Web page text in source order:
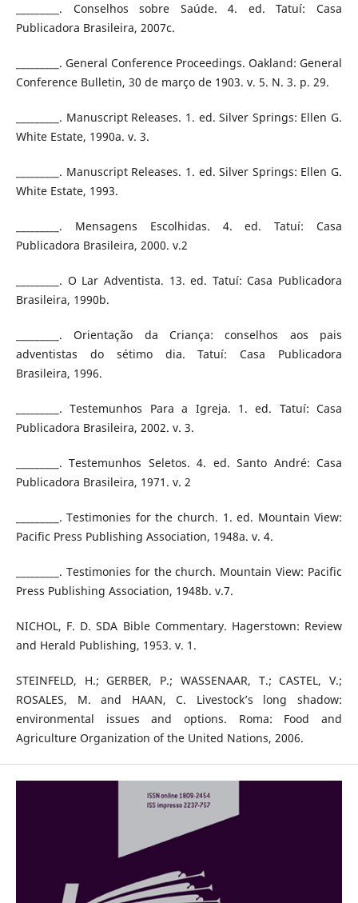
_________. Conselhos sobre Saúde. 4. ed. Tatuí: Casa
Publicadora Brasileira, 2007c.
_________. General Conference Proceedings. Oakland: General
Conference Bulletin, 30 de março de 1903. v. 5. N. 3. p. 29.
_________. Manuscript Releases. 1. ed. Silver Springs: Ellen G.
White Estate, 1990a. v. 3.
_________. Manuscript Releases. 1. ed. Silver Springs: Ellen G.
White Estate, 1993.
_________. Mensagens Escolhidas. 4. ed. Tatuí: Casa
Publicadora Brasileira, 2000. v.2
_________. O Lar Adventista. 13. ed. Tatuí: Casa Publicadora
Brasileira, 1990b.
_________. Orientação da Criança: conselhos aos pais
adventistas do sétimo dia. Tatuí: Casa Publicadora
Brasileira, 1996.
_________. Testemunhos Para a Igreja. 1. ed. Tatuí: Casa
Publicadora Brasileira, 2002. v. 3.
_________. Testemunhos Seletos. 4. ed. Santo André: Casa
Publicadora Brasileira, 1971. v. 2
_________. Testimonies for the church. 1. ed. Mountain View:
Pacific Press Publishing Association, 1948a. v. 4.
_________. Testimonies for the church. Mountain View: Pacific
Press Publishing Association, 1948b. v.7.
NICHOL, F. D. SDA Bible Commentary. Hagerstown: Review
and Herald Publishing, 1953. v. 1.
STEINFELD, H.; GERBER, P.; WASSENAAR, T.; CASTEL, V.;
ROSALES, M. and HAAN, C. Livestock’s long shadow:
environmental issues and options. Roma: Food and
Agriculture Organization of the United Nations, 2006.